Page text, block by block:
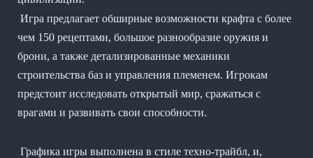
Игра предлагает обширные возможности крафта с более
чем 150 рецептами, большое разнообразие оружия и
брони, а также детализированные механики
строительства баз и управления племенем. Игрокам
предстоит исследовать открытый мир, сражаться с
врагами и развивать свои способности.
Графика игры выполнена в стиле техно-трайбл, и,